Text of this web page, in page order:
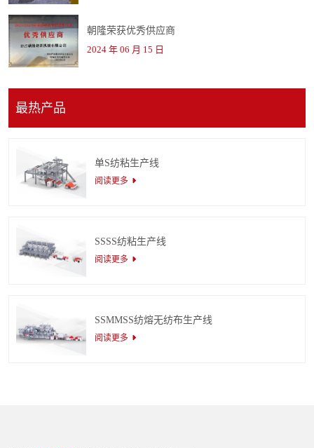
朝隆荣获优秀供应商
2024 年 06 月 15 日
最热产品
单S纺粘生产线
阅读更多
SSSS纺粘生产线
阅读更多
SSMMSS纺熔无纺布生产线
阅读更多